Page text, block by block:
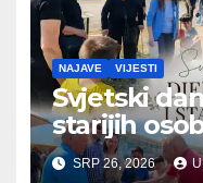
NAJAVE VIJESTI
Svjetski
starijih
SRP 26, 2026